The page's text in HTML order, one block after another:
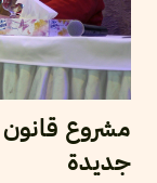
مشروع قانون
جديدة